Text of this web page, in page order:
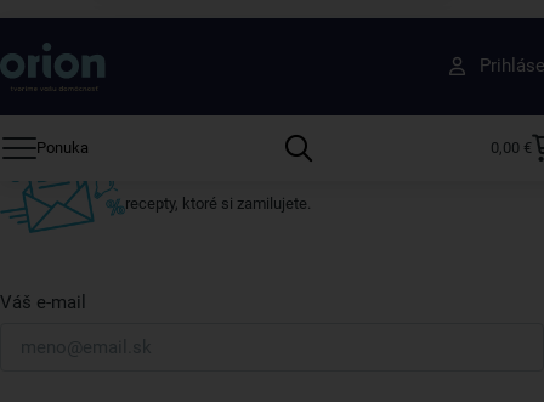
Ponuka 0,00 €
Získajte rady, recepty a tipy na zľavy skôr ako
ktokoľvek iný
Prihláste sa k odberu nášho newslettera.
recepty, ktoré si zamilujete.
Váš e-mail